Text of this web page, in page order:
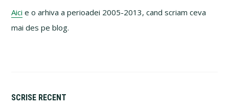
Aici e o arhiva a perioadei 2005-2013, cand scriam ceva
mai des pe blog.
SCRISE RECENT